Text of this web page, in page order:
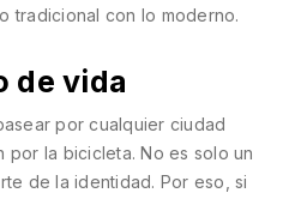
tradicional con lo moderno.
de vida
por cualquier ciudad
por la bicicleta. No es solo un
de la identidad. Por eso, si